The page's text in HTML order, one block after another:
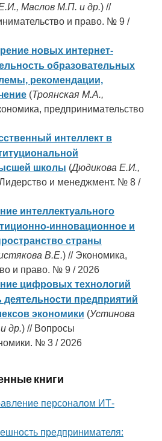
Маслов М.П. и др.) //
и право. № 9 /
новых интернет-
образовательных
рекомендации,
(Троянская М.А.,
предпринимательство
интеллект в
школы (Дюдикова Е.И.,
и менеджмент. № 8 /
интеллектуального
инновационное и
страны
В.Е.) // Экономика,
и право. № 9 / 2026
цифровых технологий
предприятий
экономики (Устинова
др.) // Вопросы
№ 3 / 2026
книги
персоналом ИТ-
предпринимателя: